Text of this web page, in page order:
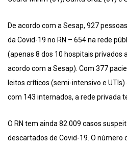
De acordo com a Sesap, 927
da Covid-19 no RN – 654 na rede
(apenas 8 dos 10 hospitais privados
acordo com a Sesap). Com 377
leitos críticos (semi-intensivo e UTIs)
com 143 internados, a rede privada
O RN tem ainda 82.009 casos
descartados de Covid-19. O